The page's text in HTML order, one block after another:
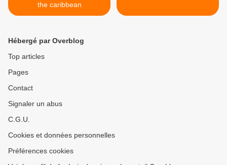
the caribbean
Hébergé par Overblog
Top articles
Pages
Contact
Signaler un abus
C.G.U.
Cookies et données personnelles
Préférences cookies